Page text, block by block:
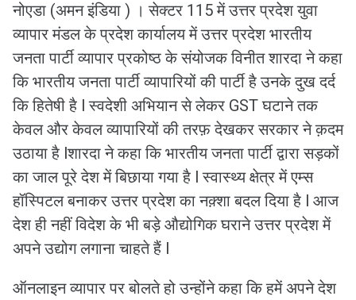
नोएडा (अमन इंडिया ) । सेक्टर 115 में उत्तर प्रदेश युवा
व्यापार मंडल के प्रदेश कार्यालय में उत्तर प्रदेश भारतीय
जनता पार्टी व्यापार प्रकोष्ठ के संयोजक विनीत शारदा ने कहा
कि भारतीय जनता पार्टी व्यापारियों की पार्टी है उनके दुख दर्द
कि हितेषी है l स्वदेशी अभियान से लेकर GST घटाने तक
केवल और केवल व्यापारियों की तरफ़ देखकर सरकार ने क़दम
उठाया है lशारदा ने कहा कि भारतीय जनता पार्टी द्वारा सड़कों
का जाल पूरे देश में बिछाया गया है l स्वास्थ्य क्षेत्र में एम्स
हॉस्पिटल बनाकर उत्तर प्रदेश का नक़्शा बदल दिया है l आज
देश ही नहीं विदेश के भी बड़े औद्योगिक घराने उत्तर प्रदेश में
अपने उद्योग लगाना चाहते हैं l
ऑनलाइन व्यापार पर बोलते हो उन्होंने कहा कि हमें अपने देश